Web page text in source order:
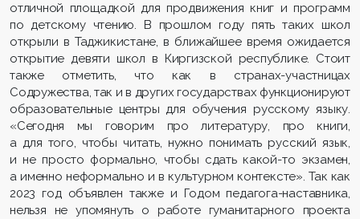
отличной площадкой для продвижения книг и программ
по детскому чтению. В прошлом году пять таких школ
открыли в Таджикистане, в ближайшее время ожидается
открытие девяти школ в Киргизской республике. Стоит
также отметить, что как в странах-участницах
Содружества, так и в других государствах функционируют
образовательные центры для обучения русскому языку.
«Сегодня мы говорим про литературу, про книги,
а для того, чтобы читать, нужно понимать русский язык,
и не просто формально, чтобы сдать какой-то экзамен,
а именно неформально и в культурном контексте». Так как
2023 год объявлен также и Годом педагога-наставника,
нельзя не упомянуть о работе гуманитарного проекта